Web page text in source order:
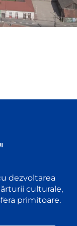
dezvoltarea
culturale,
primitoare.